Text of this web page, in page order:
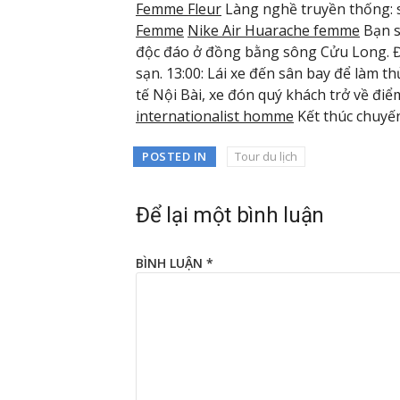
Femme Fleur Làng nghề truyền
Femme Nike Air Huarache femme Bạn
độc đáo ở đồng bằng sông Cửu
sạn. 13:00: Lái xe đến sân bay để làm
tế Nội Bài, xe đón quý khách trở về
internationalist homme Kết thúc
POSTED IN Tour du lịch
Để lại một bình luận
BÌNH LUẬN *